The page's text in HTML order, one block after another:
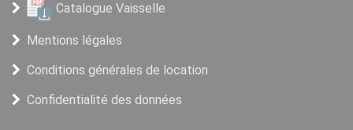
Catalogue Vaisselle
Mentions légales
Conditions générales de location
Confidentialité des données